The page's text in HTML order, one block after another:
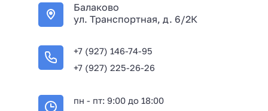
7
Балаково
ул. Транспортная, д. 6/2К
+7 (927) 146-74-95
+7 (927) 225-26-26
пн - пт: 9:00 до 18:00